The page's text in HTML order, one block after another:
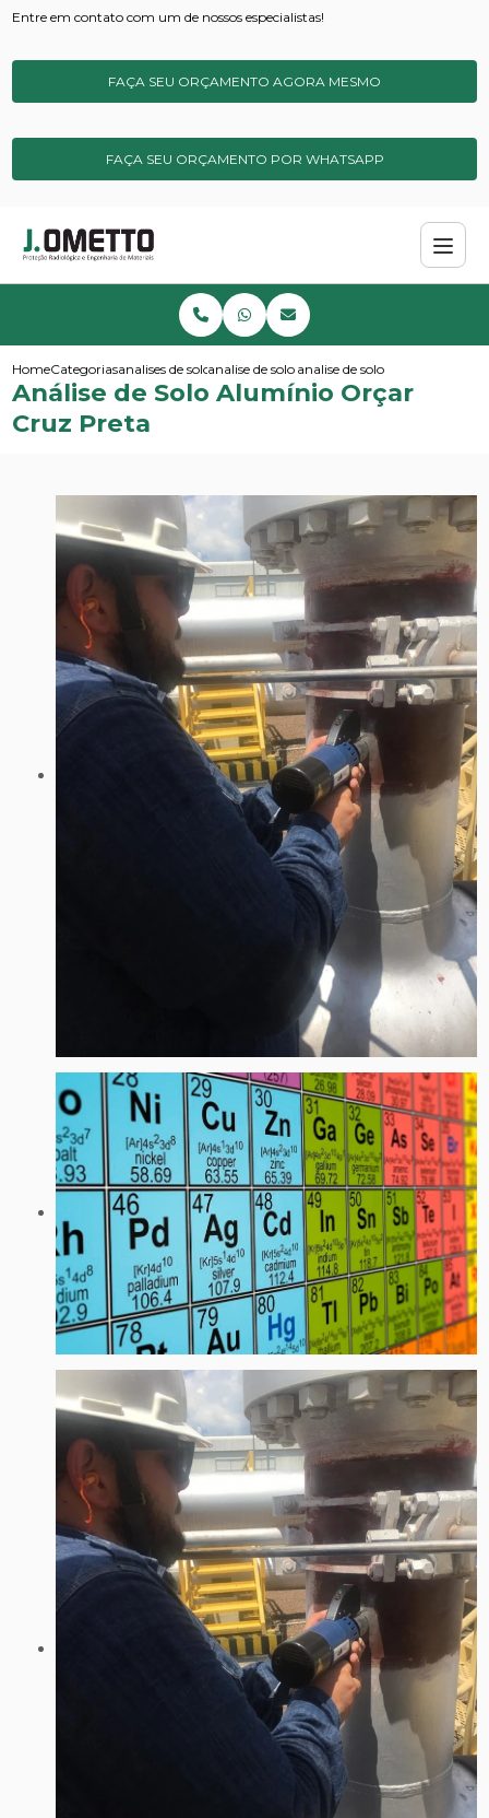
Entre em contato com um de nossos especialistas!
FAÇA SEU ORÇAMENTO AGORA MESMO
FAÇA SEU ORÇAMENTO POR WHATSAPP
HomeCategoriasanalises de solos e sedimentos
analise de solo simplesanalise de solo aluminio orcar
Análise de Solo Alumínio Orçar
Cruz Preta